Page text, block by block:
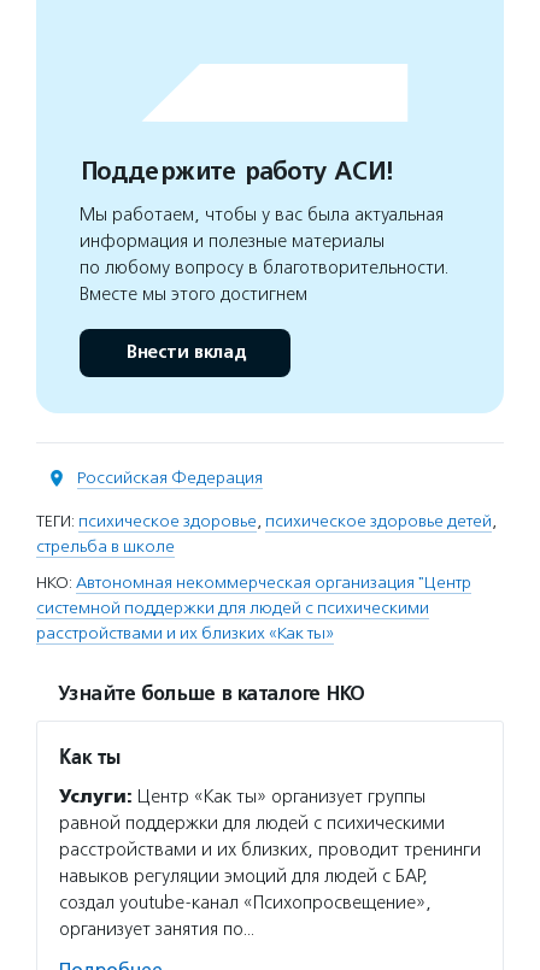
Поддержите работу АСИ!
Мы работаем, чтобы у вас была актуальная
информация и полезные материалы
по любому вопросу в благотворительности.
Вместе мы этого достигнем
Внести вклад
Российская Федерация
ТЕГИ: психическое здоровье, психическое здоровье детей,
стрельба в школе
НКО: Автономная некоммерческая организация "Центр
системной поддержки для людей с психическими
расстройствами и их близких «Как ты»
Узнайте больше в каталоге НКО
Как ты
Услуги: Центр «Как ты» организует группы
равной поддержки для людей с психическими
расстройствами и их близких, проводит тренинги
навыков регуляции эмоций для людей с БАР,
создал youtube-канал «Психопросвещение»,
организует занятия по…